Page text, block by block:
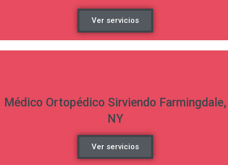
Ver servicios
Médico Ortopédico Sirviendo Farmingdale,
NY
Ver servicios